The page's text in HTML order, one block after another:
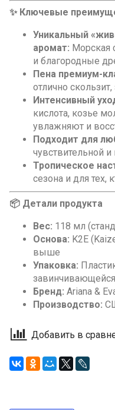
✨ Ключевые
Уникальный
аромат: Морская
и благородные
Пена премиум-
отлично
Интенсивный
кислота, козье
увлажняют и
Подходит для
чувствительной и
Тропическое
сезона и для тех,
📦 Детали продукта
Вес: 118 мл
Основа: K2E
выше
Упаковка:
Бренд: Ariana &
Производство:
Добавить в